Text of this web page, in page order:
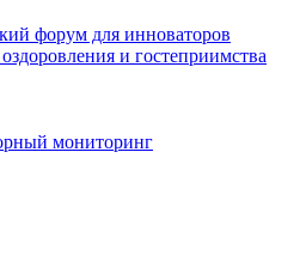
форум для инноваторов
и гостеприимства
мониторинг